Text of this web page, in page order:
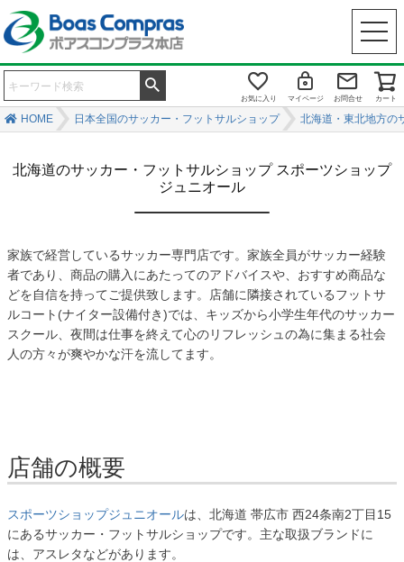
お気に入り マイページ お問合せ カート
HOME 日本全国のサッカー・フットサルショップ 北海道・東北地方の
北海道のサッカー・フットサルショップ スポーツショップ
ジュニオール
家族で経営しているサッカー専門店です。家族全員がサッカー経験
者であり、商品の購入にあたってのアドバイスや、おすすめ商品な
どを自信を持ってご提供致します。店舗に隣接されているフットサ
ルコート(ナイター設備付き)では、キッズから小学生年代のサッカー
スクール、夜間は仕事を終えて心のリフレッシュの為に集まる社会
人の方々が爽やかな汗を流してます。
店舗の概要
スポーツショップジュニオールは、北海道 帯広市 西24条南2丁目15
にあるサッカー・フットサルショップです。主な取扱ブランドに
は、アスレタなどがあります。